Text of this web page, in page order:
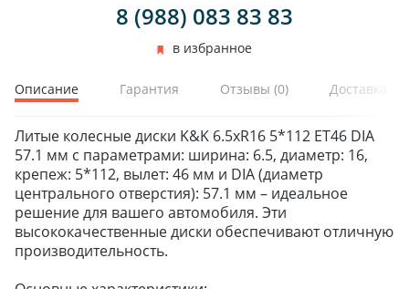
8 (988) 083 83 83
в избранное
Описание Гарантия Отзывы (0) Доставка и
Литые колесные диски K&K 6.5xR16 5*112 ET46 DIA
57.1 мм с параметрами: ширина: 6.5, диаметр: 16,
крепеж: 5*112, вылет: 46 мм и DIA (диаметр
центрального отверстия): 57.1 мм – идеальное
решение для вашего автомобиля. Эти
высококачественные диски обеспечивают отличную
производительность.